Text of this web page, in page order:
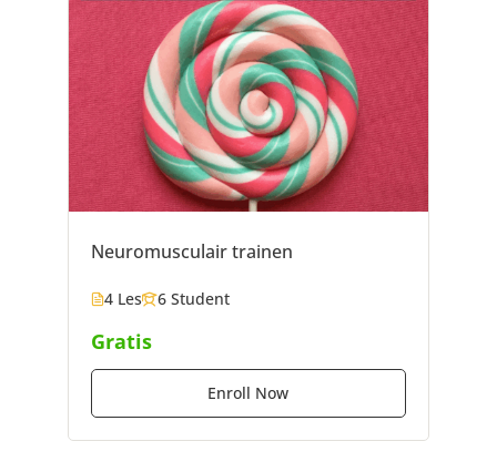
Neuromusculair trainen
4 Les 6 Student
Gratis
Enroll Now